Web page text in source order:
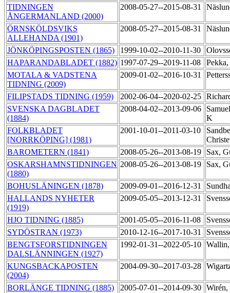
TIDNINGEN
ÅNGERMANLAND (2000)
2008-05-27--2015-08-31
ÖRNSKÖLDSVIKS
ALLEHANDA (1901)
2008-05-27--2015-08-31
JÖNKÖPINGSPOSTEN (1865) 1999-10-02--2010-11-30
HAPARANDABLADET (1882) 1997-07-29--2019-11-08
MOTALA & VADSTENA
TIDNING (2009)
2009-01-02--2016-10-31
FILIPSTADS TIDNING (1959) 2002-06-04--2020-02-25
SVENSKA DAGBLADET
(1884)
2008-04-02--2013-09-06
K
FOLKBLADET
[NORRKÖPING] (1981)
2001-10-01--2011-03-10
BAROMETERN (1841)
2008-05-26--2013-08-19
Sax,
OSKARSHAMNSTIDNINGEN
(1880)
2008-05-26--2013-08-19 Sax,
BOHUSLÄNINGEN (1878) 2009-09-01--2016-12-31
HALLANDS NYHETER
(1919)
2009-05-05--2013-12-31
HJO TIDNING (1885) 2001-05-05--2016-11-08
SYDÖSTRAN (1973)
2010-12-16--2017-10-31
BENGTSFORSTIDNINGEN
DALSLÄNNINGEN (1927)
1992-01-31--2022-05-10
KUNGSBACKAPOSTEN
(2004)
2004-09-30--2017-03-28
BORLÄNGE TIDNING (1885) 2005-07-01--2014-09-30